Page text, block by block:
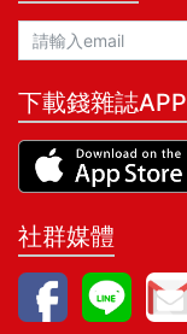
下載錢雜誌APP
社群媒體